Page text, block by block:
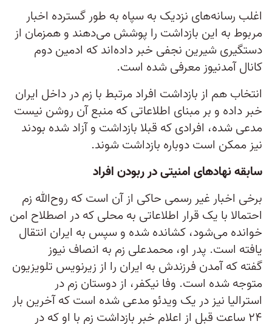
اغلب رسانه‌های نزدیک به سپاه به طور گسترده اخبار
مربوط به این بازداشت را پوشش ‌می‌دهند و همزمان از
دستگیری شیرین نجفی خبر داده‌اند که ادمین دوم
کانال آمدنیوز معرفی شده است.
انتخاب هم از بازداشت افراد مرتبط با زم در داخل ایران
خبر داده و بر مبنای اطلاعاتی که منبع آن روشن نیست
مدعی شده، افرادی که قبلا بازداشت و آزاد شده بودند
نیز ممکن است دوباره بازداشت شوند.
سابقه نهادهای امنیتی در ربودن افراد
برخی اخبار غیر رسمی حاکی از آن است که روح‌الله زم
احتمالا با یک قرار اطلاعاتی به محلی که در اصطلاح امن
خوانده می‌شود،‌ کشانده شده و سپس به ایران انتقال
یافته است. پدر او، محمد‌علی زم به انصاف نیوز
گفته که آمدن فرزندش به ایران را از زیرنویس تلویزیون
متوجه شده است. وفا نیکفر، از دوستان زم در
استرالیا نیز در یک ویدئو مدعی شده است که آخرین بار
۲۴ ساعت قبل از اعلام خبر بازداشت زم با او که در